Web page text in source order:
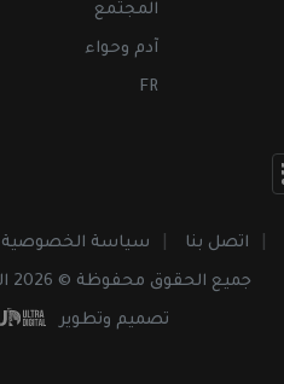
المجتمع
آدم وحواء
FR
اتصل بنا سياسة الخصوصية
جميع الحقوق محفوظة © 2026 النهار أونلاين
تصميم وتطوير